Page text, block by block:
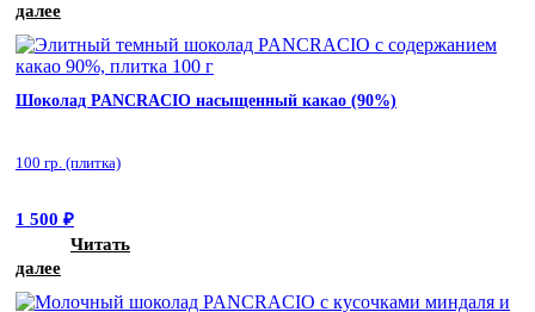
далее
Шоколад PANCRACIO насыщенный какао (90%)
100 гр. (плитка)
1 500 ₽
Читать
далее